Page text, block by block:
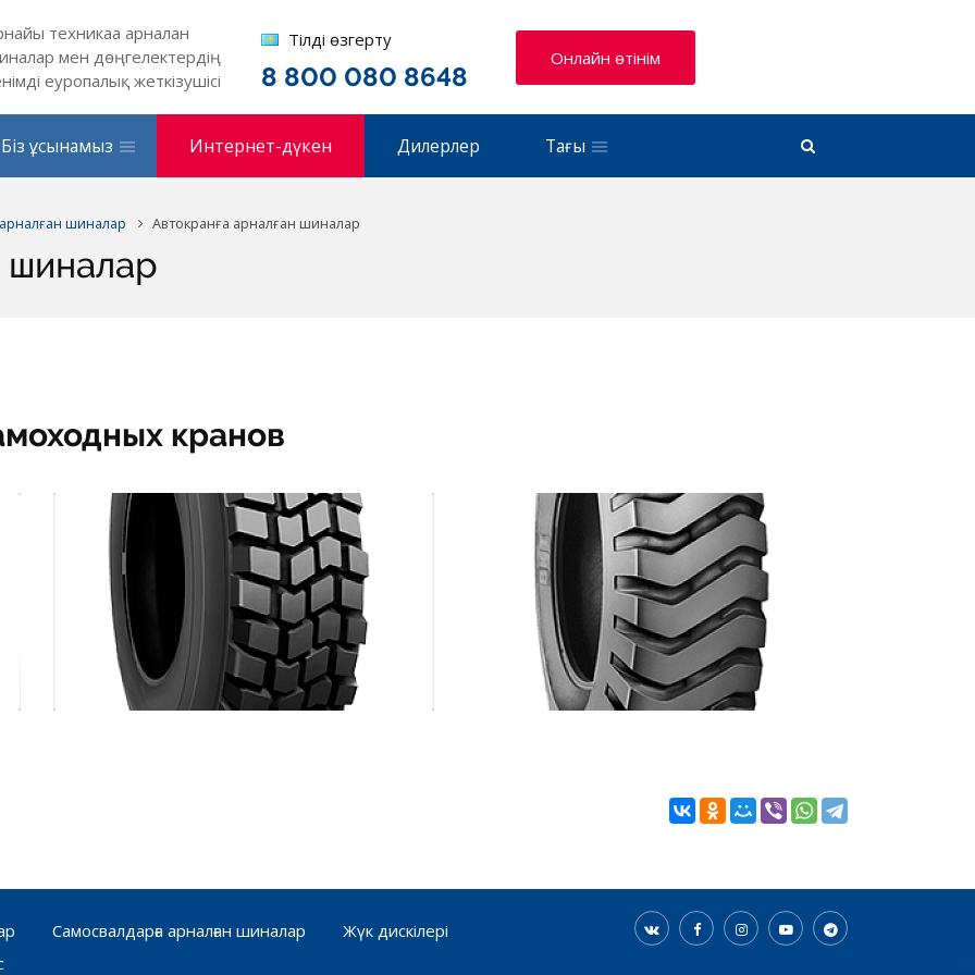
техникаға арналған
мен дөңгелектердің
еуропалық жеткізушісі
Тілді өзгерту
8 800 080 8648
Онлайн өтінім
Біз ұсынамыз Интернет-дүкен Дилерлер Тағы
шиналар Автокранға арналған шиналар
шиналар
кранов
CRANE SPECIAL
Самосвалдарға арналған шиналар
Жүк дискілері